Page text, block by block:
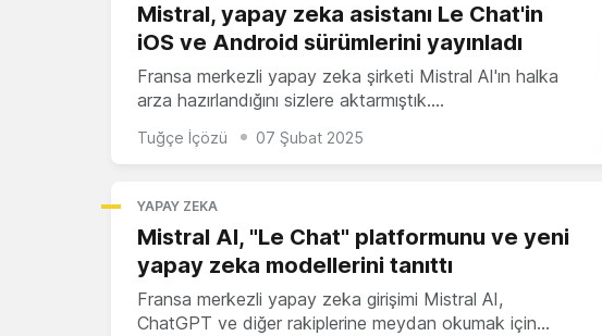
Mistral, yapay zeka asistanı Le Chat'in
iOS ve Android sürümlerini yayınladı
Fransa merkezli yapay zeka şirketi Mistral AI'ın halka
arza hazırlandığını sizlere aktarmıştık.…
Tuğçe İçözü 07 Şubat 2025
YAPAY ZEKA
Mistral AI, "Le Chat" platformunu ve yeni
yapay zeka modellerini tanıttı
Fransa merkezli yapay zeka girişimi Mistral AI,
ChatGPT ve diğer rakiplerine meydan okumak için…